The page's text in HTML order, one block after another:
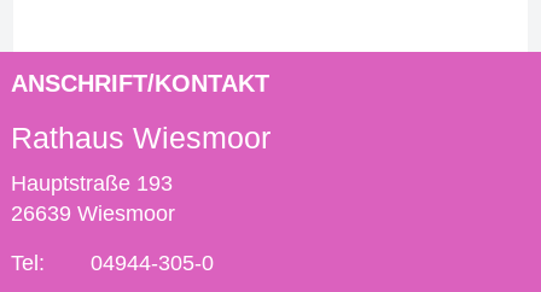
ANSCHRIFT/KONTAKT
Rathaus Wiesmoor
Hauptstraße 193
26639 Wiesmoor
Tel: 04944-305-0